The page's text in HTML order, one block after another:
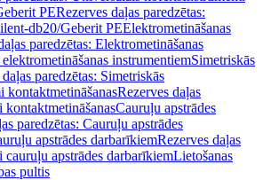
PERezerves daļas paredzētas:
db20/Geberit PEElektrometināšanas
paredzētas: Elektrometināšanas
instrumentiemSimetriskās
paredzētas: Simetriskās
kontaktmetināšanasRezerves daļas
kontaktmetināšanasCauruļu apstrādes
paredzētas: Cauruļu apstrādes
apstrādes darbarīkiemRezerves daļas
cauruļu apstrādes darbarīkiemLietošanas
pultis